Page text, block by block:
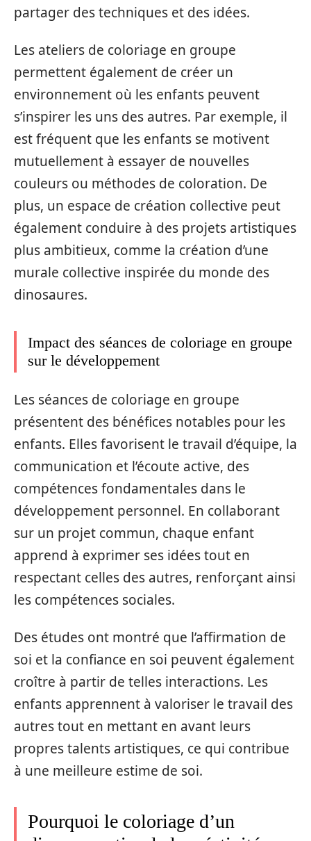
partager des techniques et des idées.
Les ateliers de coloriage en groupe
permettent également de créer un
environnement où les enfants peuvent
s’inspirer les uns des autres. Par exemple, il
est fréquent que les enfants se motivent
mutuellement à essayer de nouvelles
couleurs ou méthodes de coloration. De
plus, un espace de création collective peut
également conduire à des projets artistiques
plus ambitieux, comme la création d’une
murale collective inspirée du monde des
dinosaures.
Impact des séances de coloriage en groupe
sur le développement
Les séances de coloriage en groupe
présentent des bénéfices notables pour les
enfants. Elles favorisent le travail d’équipe, la
communication et l’écoute active, des
compétences fondamentales dans le
développement personnel. En collaborant
sur un projet commun, chaque enfant
apprend à exprimer ses idées tout en
respectant celles des autres, renforçant ainsi
les compétences sociales.
Des études ont montré que l’affirmation de
soi et la confiance en soi peuvent également
croître à partir de telles interactions. Les
enfants apprennent à valoriser le travail des
autres tout en mettant en avant leurs
propres talents artistiques, ce qui contribue
à une meilleure estime de soi.
Pourquoi le coloriage d’un